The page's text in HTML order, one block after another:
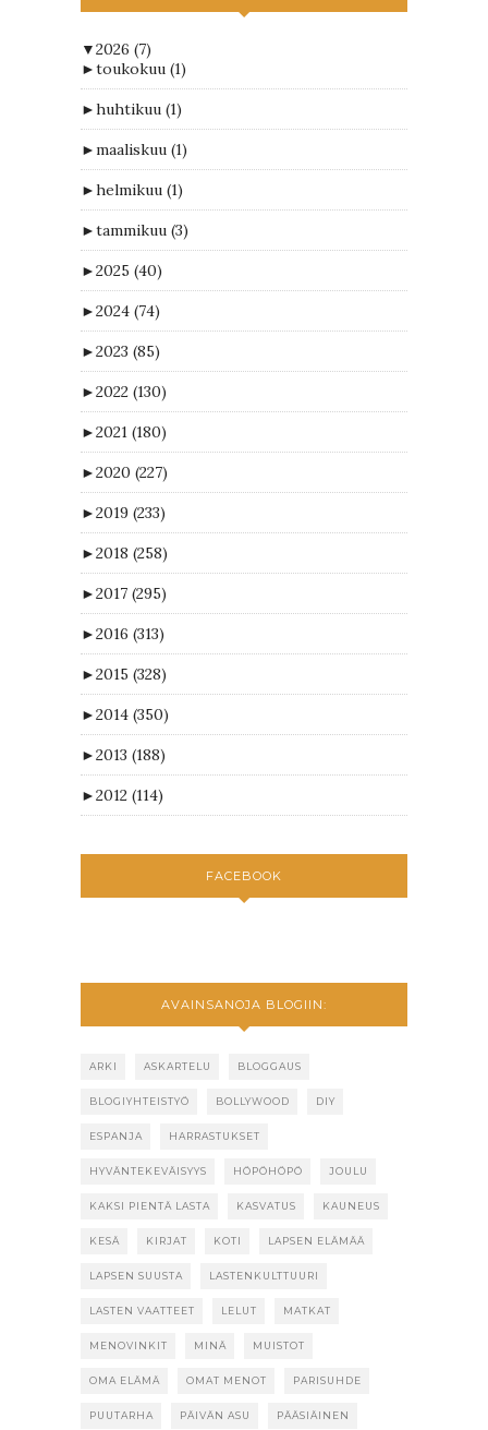
▼2026 (7)
►toukokuu (1)
►huhtikuu (1)
►maaliskuu (1)
►helmikuu (1)
►tammikuu (3)
►2025 (40)
►2024 (74)
►2023 (85)
►2022 (130)
►2021 (180)
►2020 (227)
►2019 (233)
►2018 (258)
►2017 (295)
►2016 (313)
►2015 (328)
►2014 (350)
►2013 (188)
►2012 (114)
FACEBOOK
AVAINSANOJA BLOGIIN:
ARKI ASKARTELU BLOGGAUS
BLOGIYHTEISTYÖ BOLLYWOOD DIY
ESPANJA HARRASTUKSET
HYVÄNTEKEVÄISYYS HÖPÖHÖPÖ JOULU
KAKSI PIENTÄ LASTA KASVATUS KAUNEUS
KESÄ KIRJAT KOTI LAPSEN ELÄMÄÄ
LAPSEN SUUSTA LASTENKULTTUURI
LASTEN VAATTEET LELUT MATKAT
MENOVINKIT MINÄ MUISTOT
OMA ELÄMÄ OMAT MENOT PARISUHDE
PUUTARHA PÄIVÄN ASU PÄÄSIÄINEN